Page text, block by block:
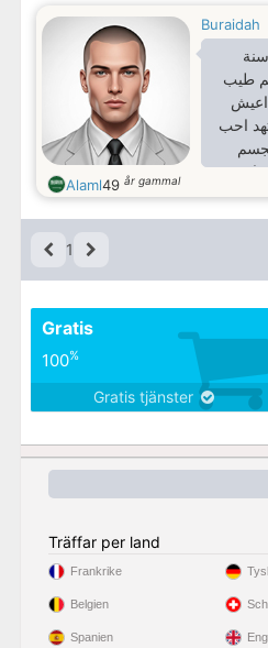
Buraidah
انسان بسيط جامعى منفصل يتيم الابوين 39 سنة
والدتهم طيب
اعيش
احب
عمل
عن
Alaml49 år gammal
1
Gratis
100%
Gratis tjänster
Träffar per land
Frankrike
Belgien
Spanien